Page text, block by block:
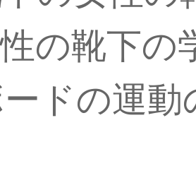
の靴下の
ドの運動